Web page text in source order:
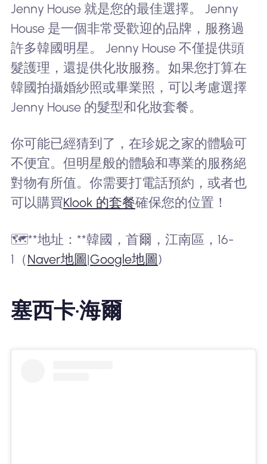
Jenny House 就是您的最佳選擇。 Jenny
House 是一個非常受歡迎的品牌，服務過
許多韓國明星。 Jenny House 不僅提供頭
髮護理，還提供化妝服務。如果您打算在
韓國拍攝婚紗照或畢業照，可以考慮選擇
Jenny House 的髮型和化妝套餐。
你可能已經猜到了，在珍妮之家的體驗可
不便宜。但明星般的體驗和專業的服務絕
對物有所值。你需要打電話預約，或者也
可以購買Klook 的套餐確保您的位置！
🗺️**地址：**韓國，首爾，江南區，16-
1（Naver地圖|Google地圖)
塞西卡·海爾